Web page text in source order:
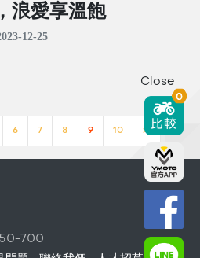
浪愛享溫飽
12-25
6 7 8 9 10 >>
700
Close
0